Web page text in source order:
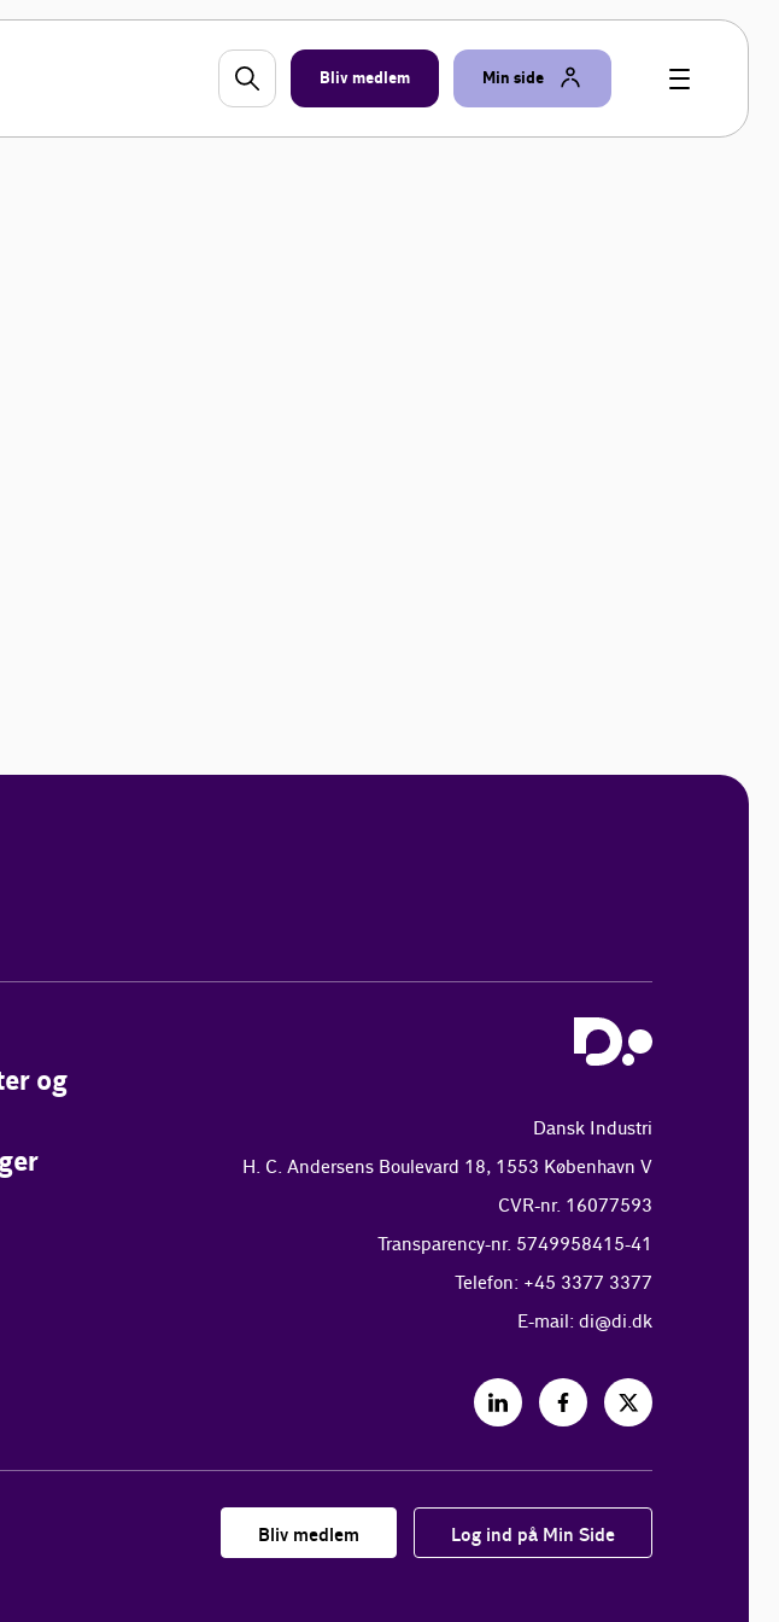
Bliv medlem Min side
og
Dansk Industri
H. C. Andersens Boulevard 18, 1553 København V
CVR-nr. 16077593
Transparency-nr. 5749958415-41
Telefon: +45 3377 3377
E-mail: di@di.dk
Bliv medlem Log ind på Min Side